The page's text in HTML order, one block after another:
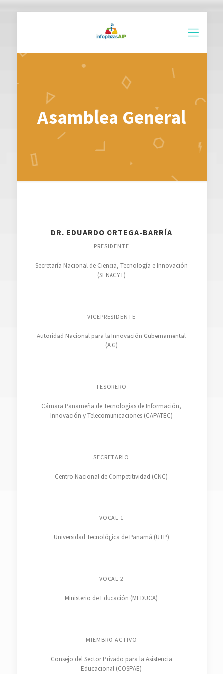
Asamblea General
DR. EDUARDO ORTEGA-BARRÍA
PRESIDENTE
Secretaría Nacional de Ciencia, Tecnología e Innovación
(SENACYT)
VICEPRESIDENTE
Autoridad Nacional para la Innovación Gubernamental
(AIG)
TESORERO
Cámara Panameña de Tecnologías de Información,
Innovación y Telecomunicaciones (CAPATEC)
SECRETARIO
Centro Nacional de Competitividad (CNC)
VOCAL 1
Universidad Tecnológica de Panamá (UTP)
VOCAL 2
Ministerio de Educación (MEDUCA)
MIEMBRO ACTIVO
Consejo del Sector Privado para la Asistencia
Educacional (COSPAE)